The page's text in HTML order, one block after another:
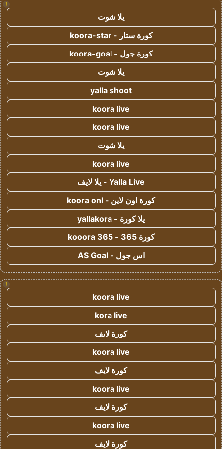
!
يلا شوت
كورة ستار - koora-star
كورة جول - koora-goal
يلا شوت
yalla shoot
koora live
koora live
يلا شوت
koora live
Yalla Live - يلا لايف
كورة اون لاين - koora onl
يلا كورة - yallakora
كورة 365 - kooora 365
اس جول - AS Goal
!
koora live
kora live
كورة لايف
koora live
كورة لايف
koora live
كورة لايف
koora live
كورة لايف